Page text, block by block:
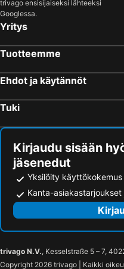
Postira, bed and breakfasts
Loviste, bed and breakfasts
Stari Grad, bed and breakfasts
trivago ensisijaiseksi lähteeksi
Googlessa.
Yritys
Tuotteemme
Ehdot ja käytännöt
Tuki
Kirjaudu sisään
jäsenedut
Yksilöity käyttökokemus
Kanta-asiakastarjoukset
trivago N.V., Kesselstraße 5 – 7,
Copyright 2026 trivago | Kaikki